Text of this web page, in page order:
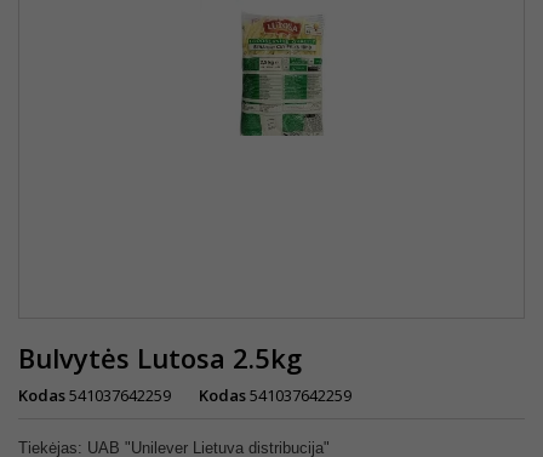
Bulvytės Lutosa 2.5kg
Kodas541037642259 Kodas541037642259
Tiekėjas: UAB "Unilever Lietuva distribucija"